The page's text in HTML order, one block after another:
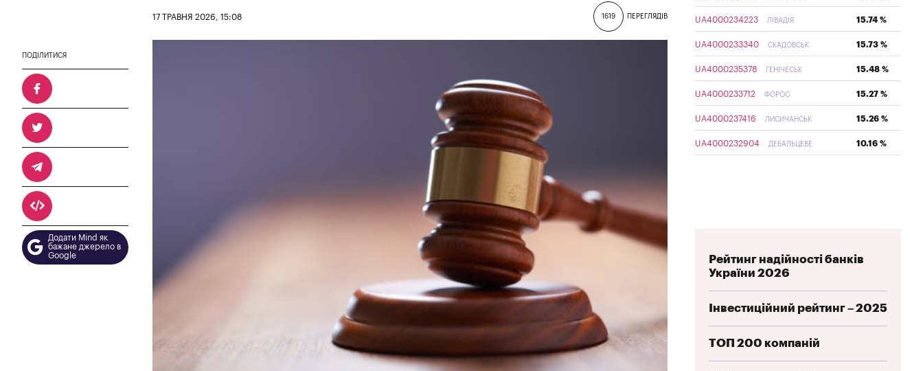
1619 ПЕРЕГЛЯДІВ
17 ТРАВНЯ 2026, 15:08
ПОДІЛИТИСЯ
Додати Mind як
бажане джерело в
Google
UA4000234223 ЛІВАДІЯ 15.74 %
UA4000233340 СКАДОВСЬК 15.73 %
UA4000235378 ГЕНІЧЕСЬК 15.48 %
UA4000233712 ФОРОС 15.27 %
UA4000237416 ЛИСИЧАНСЬК 15.26 %
UA4000232904 ДЕБАЛЬЦЕВЕ 10.16 %
Рейтинг надійності банків
України 2026
Інвестиційний рейтинг – 2025
ТОП 200 компаній